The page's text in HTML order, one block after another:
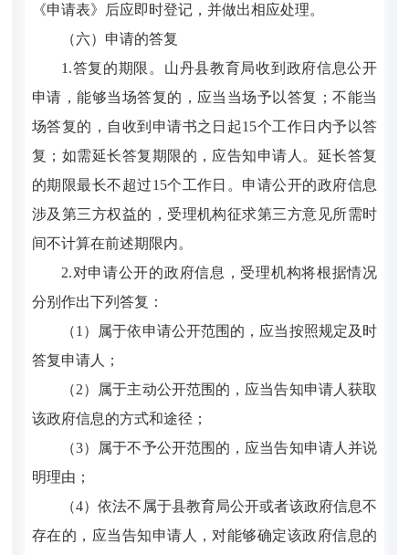
《申请表》后应即时登记，并做出相应处理。
（六）申请的答复
1.答复的期限。山丹县教育局收到政府信息公开
申请，能够当场答复的，应当当场予以答复；不能当
场答复的，自收到申请书之日起15个工作日内予以答
复；如需延长答复期限的，应告知申请人。延长答复
的期限最长不超过15个工作日。申请公开的政府信息
涉及第三方权益的，受理机构征求第三方意见所需时
间不计算在前述期限内。
2.对申请公开的政府信息，受理机构将根据情况
分别作出下列答复：
（1）属于依申请公开范围的，应当按照规定及时
答复申请人；
（2）属于主动公开范围的，应当告知申请人获取
该政府信息的方式和途径；
（3）属于不予公开范围的，应当告知申请人并说
明理由；
（4）依法不属于县教育局公开或者该政府信息不
存在的，应当告知申请人，对能够确定该政府信息的